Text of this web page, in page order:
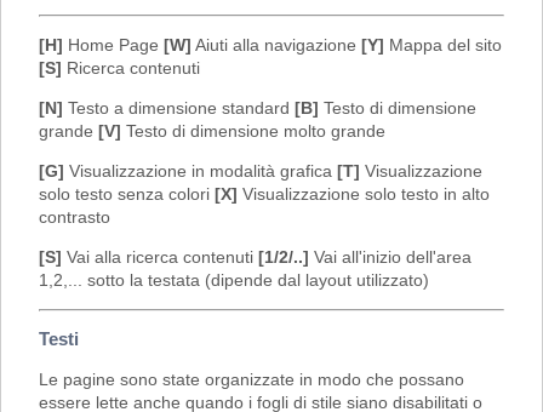
[H] Home Page [W] Aiuti alla navigazione [Y] Mappa del sito
[S] Ricerca contenuti
[N] Testo a dimensione standard [B] Testo di dimensione
grande [V] Testo di dimensione molto grande
[G] Visualizzazione in modalità grafica [T] Visualizzazione
solo testo senza colori [X] Visualizzazione solo testo in alto
contrasto
[S] Vai alla ricerca contenuti [1/2/..] Vai all'inizio dell'area
1,2,... sotto la testata (dipende dal layout utilizzato)
Testi
Le pagine sono state organizzate in modo che possano
essere lette anche quando i fogli di stile siano disabilitati o